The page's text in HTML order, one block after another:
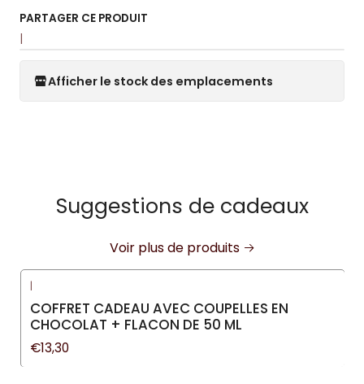
PARTAGER CE PRODUIT
|
Afficher le stock des emplacements
Suggestions de cadeaux
Voir plus de produits
|
COFFRET CADEAU AVEC COUPELLES EN
CHOCOLAT + FLACON DE 50 ML
€13,30